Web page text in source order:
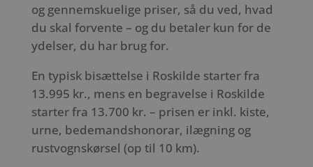
og gennemskuelige priser, så du ved, hvad
du skal forvente – og du betaler kun for de
ydelser, du har brug for.
En typisk bisættelse i Roskilde starter fra
13.995 kr., mens en begravelse i Roskilde
starter fra 13.700 kr. – prisen er inkl. kiste,
urne, bedemandshonorar, ilægning og
rustvognskørsel (op til 10 km).